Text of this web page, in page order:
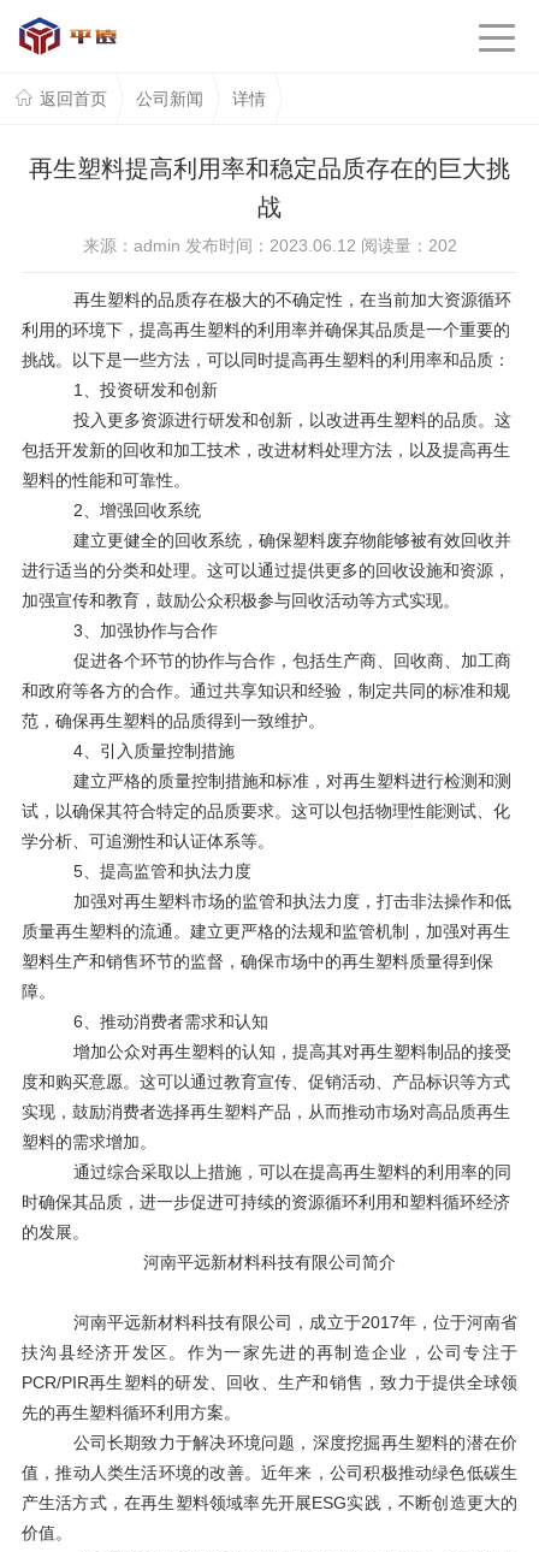
返回首页 公司新闻 详情
再生塑料提高利用率和稳定品质存在的巨大挑
战
来源：admin 发布时间：2023.06.12 阅读量： 202
再生塑料的品质存在极大的不确定性，在当前加大资源循环
利用的环境下，提高再生塑料的利用率并确保其品质是一个重要的
挑战。以下是一些方法，可以同时提高再生塑料的利用率和品质：
1、投资研发和创新
投入更多资源进行研发和创新，以改进再生塑料的品质。这
包括开发新的回收和加工技术，改进材料处理方法，以及提高再生
塑料的性能和可靠性。
2、增强回收系统
建立更健全的回收系统，确保塑料废弃物能够被有效回收并
进行适当的分类和处理。这可以通过提供更多的回收设施和资源，
加强宣传和教育，鼓励公众积极参与回收活动等方式实现。
3、加强协作与合作
促进各个环节的协作与合作，包括生产商、回收商、加工商
和政府等各方的合作。通过共享知识和经验，制定共同的标准和规
范，确保再生塑料的品质得到一致维护。
4、引入质量控制措施
建立严格的质量控制措施和标准，对再生塑料进行检测和测
试，以确保其符合特定的品质要求。这可以包括物理性能测试、化
学分析、可追溯性和认证体系等。
5、提高监管和执法力度
加强对再生塑料市场的监管和执法力度，打击非法操作和低
质量再生塑料的流通。建立更严格的法规和监管机制，加强对再生
塑料生产和销售环节的监督，确保市场中的再生塑料质量得到保
障。
6、推动消费者需求和认知
增加公众对再生塑料的认知，提高其对再生塑料制品的接受
度和购买意愿。这可以通过教育宣传、促销活动、产品标识等方式
实现，鼓励消费者选择再生塑料产品，从而推动市场对高品质再生
塑料的需求增加。
通过综合采取以上措施，可以在提高再生塑料的利用率的同
时确保其品质，进一步促进可持续的资源循环利用和塑料循环经济
的发展。
河南平远新材料科技有限公司简介
河南平远新材料科技有限公司，成立于2017年，位于河南省
扶沟县经济开发区。作为一家先进的再制造企业，公司专注于
PCR/PIR再生塑料的研发、回收、生产和销售，致力于提供全球领
先的再生塑料循环利用方案。
公司长期致力于解决环境问题，深度挖掘再生塑料的潜在价
值，推动人类生活环境的改善。近年来，公司积极推动绿色低碳生
产生活方式，在再生塑料领域率先开展ESG实践，不断创造更大的
价值。